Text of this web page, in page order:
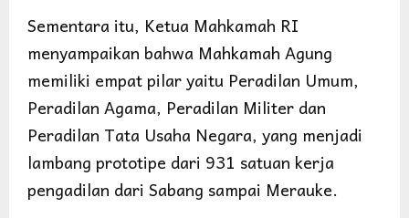
Sementara itu, Ketua Mahkamah RI
menyampaikan bahwa Mahkamah Agung
memiliki empat pilar yaitu Peradilan Umum,
Peradilan Agama, Peradilan Militer dan
Peradilan Tata Usaha Negara, yang menjadi
lambang prototipe dari 931 satuan kerja
pengadilan dari Sabang sampai Merauke.